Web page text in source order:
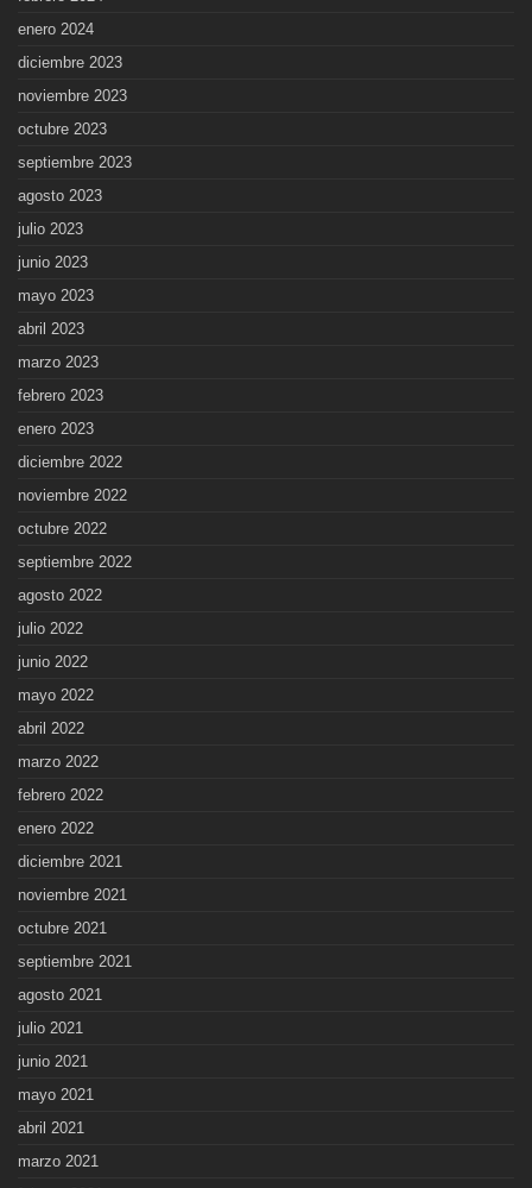
enero 2024
diciembre 2023
noviembre 2023
octubre 2023
septiembre 2023
agosto 2023
julio 2023
junio 2023
mayo 2023
abril 2023
marzo 2023
febrero 2023
enero 2023
diciembre 2022
noviembre 2022
octubre 2022
septiembre 2022
agosto 2022
julio 2022
junio 2022
mayo 2022
abril 2022
marzo 2022
febrero 2022
enero 2022
diciembre 2021
noviembre 2021
octubre 2021
septiembre 2021
agosto 2021
julio 2021
junio 2021
mayo 2021
abril 2021
marzo 2021